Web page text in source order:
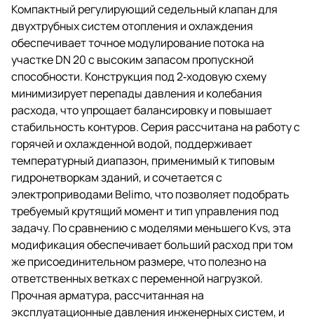
Компактный регулирующий седельный клапан для
двухтрубных систем отопления и охлаждения
обеспечивает точное модулирование потока на
участке DN 20 с высоким запасом пропускной
способности. Конструкция под 2‑ходовую схему
минимизирует перепады давления и колебания
расхода, что упрощает балансировку и повышает
стабильность контуров. Серия рассчитана на работу с
горячей и охлажденной водой, поддерживает
температурный диапазон, применимый к типовым
гидронетворкам зданий, и сочетается с
электроприводами Belimo, что позволяет подобрать
требуемый крутящий момент и тип управления под
задачу. По сравнению с моделями меньшего Kvs, эта
модификация обеспечивает больший расход при том
же присоединительном размере, что полезно на
ответственных ветках с переменной нагрузкой.
Прочная арматура, рассчитанная на
эксплуатационные давления инженерных систем, и